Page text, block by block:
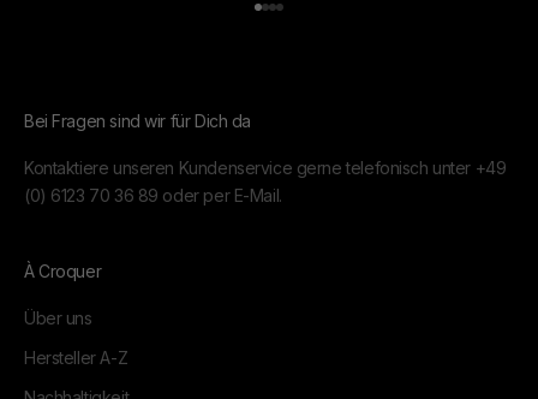
Gehe zu Element 1
Gehe zu Element 2
Gehe zu Element 3
Gehe zu Element 4
Bei Fragen sind wir für Dich da
Kontaktiere unseren Kundenservice gerne telefonisch unter +49
(0) 6123 70 36 89 oder per E-Mail.
À Croquer
Über uns
Hersteller A-Z